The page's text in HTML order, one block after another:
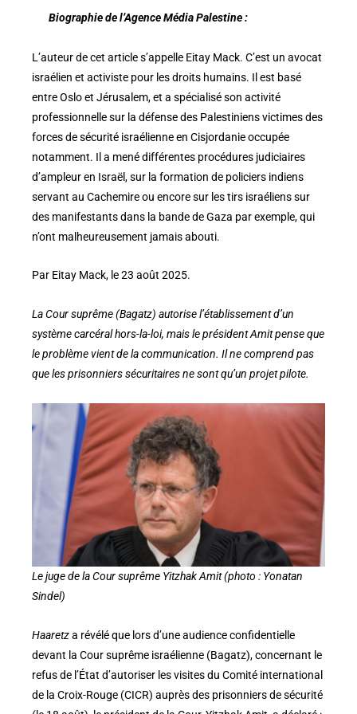
Biographie de l’Agence Média Palestine :
L’auteur de cet article s’appelle Eitay Mack. C’est un avocat
israélien et activiste pour les droits humains. Il est basé
entre Oslo et Jérusalem, et a spécialisé son activité
professionnelle sur la défense des Palestiniens victimes des
forces de sécurité israélienne en Cisjordanie occupée
notamment. Il a mené différentes procédures judiciaires
d’ampleur en Israël, sur la formation de policiers indiens
servant au Cachemire ou encore sur les tirs israéliens sur
des manifestants dans la bande de Gaza par exemple, qui
n’ont malheureusement jamais abouti.
Par Eitay Mack, le 23 août 2025.
La Cour suprême (Bagatz) autorise l’établissement d’un
système carcéral hors-la-loi, mais le président Amit pense que
le problème vient de la communication. Il ne comprend pas
que les prisonniers sécuritaires ne sont qu’un projet pilote.
Le juge de la Cour suprême Yitzhak Amit (photo : Yonatan
Sindel)
Haaretza révélé que lors d’une audience confidentielle
devant la Cour suprême israélienne (Bagatz), concernant le
refus de l’État d’autoriser les visites du Comité international
de la Croix-Rouge (CICR) auprès des prisonniers de sécurité